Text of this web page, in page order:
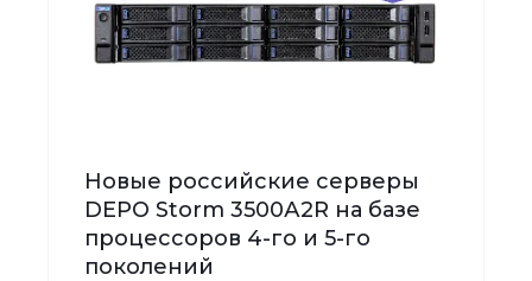
Новые российские серверы
DEPO Storm 3500А2R на базе
процессоров 4-го и 5-го
поколений